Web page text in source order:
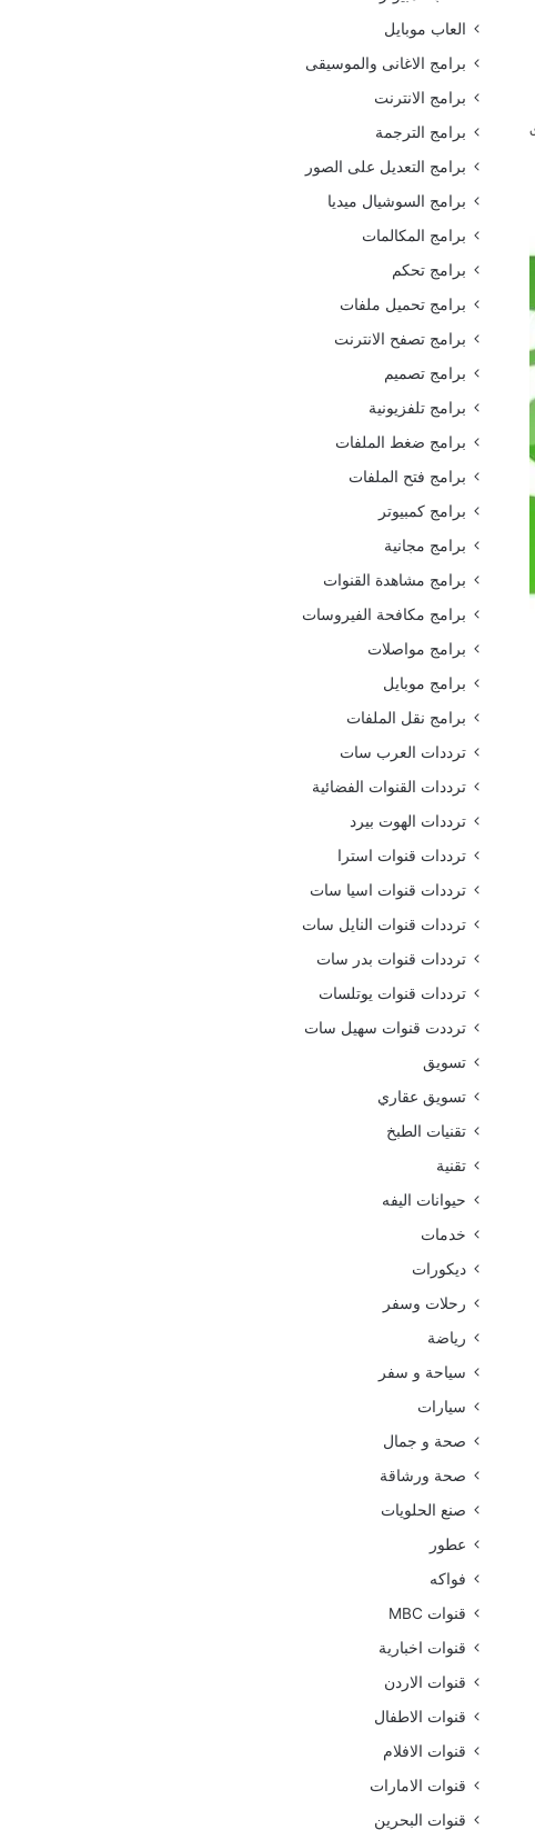
العاب موبايل
برامج الاغانى والموسيقى
برامج الانترنت
برامج الترجمة
برامج التعديل على الصور
برامج السوشيال ميديا
برامج المكالمات
برامج تحكم
برامج تحميل ملفات
برامج تصفح الانترنت
برامج تصميم
برامج تلفزيونية
برامج ضغط الملفات
برامج فتح الملفات
برامج كمبيوتر
برامج مجانية
برامج مشاهدة القنوات
برامج مكافحة الفيروسات
برامج مواصلات
برامج موبايل
برامج نقل الملفات
ترددات العرب سات
ترددات القنوات الفضائية
ترددات الهوت بيرد
ترددات قنوات استرا
ترددات قنوات اسيا سات
ترددات قنوات النايل سات
ترددات قنوات بدر سات
ترددات قنوات يوتلسات
ترددت قنوات سهيل سات
تسويق
تسويق عقاري
تقنيات الطبخ
تقنية
حيوانات اليفه
خدمات
ديكورات
رحلات وسفر
رياضة
سياحة و سفر
سيارات
صحة و جمال
صحة ورشاقة
صنع الحلويات
عطور
فواكه
قنوات MBC
قنوات اخبارية
قنوات الاردن
قنوات الاطفال
قنوات الافلام
قنوات الامارات
قنوات البحرين